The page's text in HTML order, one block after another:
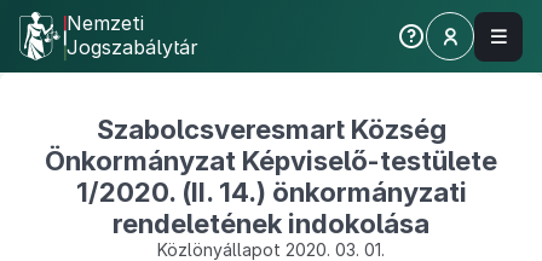
Nemzeti
Jogszabálytár
Szabolcsveresmart Község
Önkormányzat Képviselő-testülete
1/2020. (II. 14.) önkormányzati
rendeletének indokolása
Közlönyállapot 2020. 03. 01.